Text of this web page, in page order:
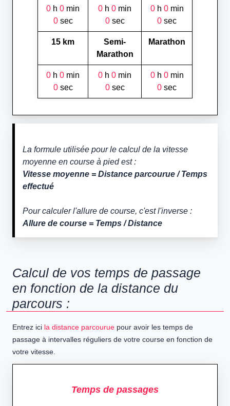
0 h 0 min
0sec
0 h 0 min
0sec
0h 0min
0 sec
15 km
Semi-
Marathon
Marathon
0 h 0 min
0sec
0 h 0 min
0sec
0h 0min
0 sec
La formule utilisée pour le calcul de la vitesse
moyenne en course à pied est :
Vitesse moyenne = Distance parcourue / Temps
effectué
Pour calculer l'allure de course, c'est l'inverse :
Allure de course = Temps / Distance
Calcul de vos temps de passage
en fonction de la distance du
parcours :
Entrez ici la distance parcourue pour avoir les temps de
passage à intervalles réguliers de votre course en fonction de
votre vitesse.
Temps de passages